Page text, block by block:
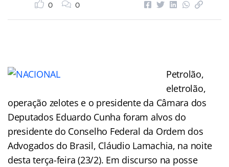
0 0
Petrolão,
eletrolão,
operação zelotes e o presidente da Câmara dos
Deputados Eduardo Cunha foram alvos do
presidente do Conselho Federal da Ordem dos
Advogados do Brasil, Cláudio Lamachia, na noite
desta terça-feira (23/2). Em discurso na posse